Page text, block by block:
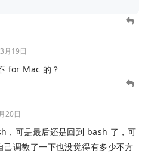
月19日
for Mac 的？
20日
，可是最后还是回到 bash 了，可
调教了一下也没觉得有多少不方